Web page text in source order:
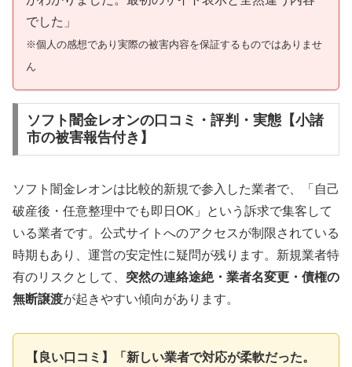
でした」
※個人の感想であり実際の被害内容を保証するものではありませ
ん
ソフト闇金レオンの口コミ・評判・実態【小諸
市の被害報告付き】
ソフト闇金レオンは比較的新規で参入した業者で、「自己
破産後・任意整理中でも即日OK」という訴求で集客して
いる業者です。公式サイトへのアクセスが制限されている
時期もあり、運営の安定性に疑問が残ります。新規業者特
有のリスクとして、 突然の連絡途絶・業者名変更・債権の
無断譲渡が起きやすい傾向があります。
【良い口コミ】「新しい業者で対応が柔軟だった。